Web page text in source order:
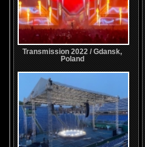
Transmission 2022 / Gdansk,
Poland